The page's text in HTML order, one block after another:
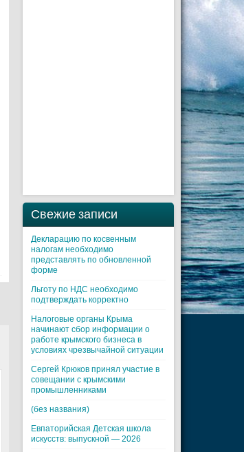
Свежие записи
Декларацию по косвенным
налогам необходимо
представлять по обновленной
форме
Льготу по НДС необходимо
подтверждать корректно
Налоговые органы Крыма
начинают сбор информации о
работе крымского бизнеса в
условиях чрезвычайной ситуации
Cергей Крюков принял участие в
совещании с крымскими
промышленниками
(без названия)
Евпаторийская Детская школа
искусств: выпускной — 2026